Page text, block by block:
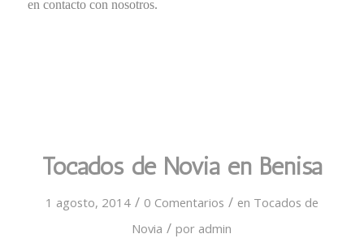
en contacto con nosotros.
Tocados de Novia en Benisa
1 agosto, 2014 / 0 Comentarios / en Tocados de
Novia / por admin